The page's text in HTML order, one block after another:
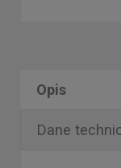
Opis
Dane